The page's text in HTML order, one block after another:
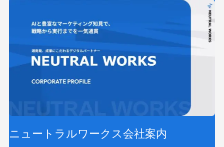
ニュートラルワークス会社案内